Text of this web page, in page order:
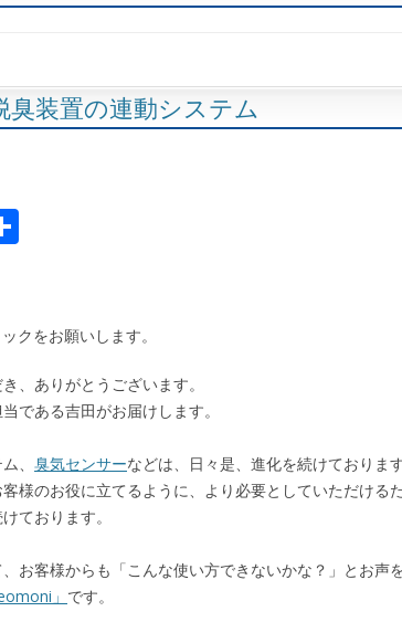
臭装置の連動システム
クをお願いします。
、ありがとうございます。
である吉田がお届けします。
、 臭気センサーなどは、日々是、進化を続けております
様のお役に立てるように、より必要としていただける
ております。
お客様からも「こんな使い方できないかな？」とお声
」 です。